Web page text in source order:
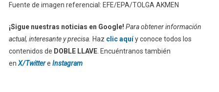
Fuente de imagen referencial: EFE/EPA/TOLGA AKMEN
¡Sigue nuestras noticias en Google! Para obtener información
actual, interesante y precisa. Haz clic aquíy conoce todos los
contenidos de DOBLE LLAVE. Encuéntranos también
en X/Twittere Instagram